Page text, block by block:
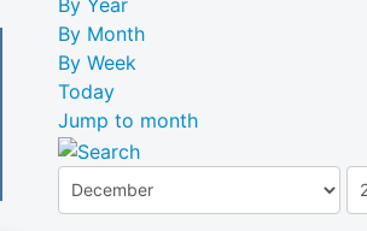
By Year
By Month
By Week
Today
Jump to month